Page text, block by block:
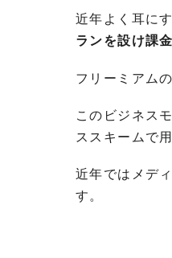
近年よく耳に
ランを設け課
フリーミアム
このビジネス
ススキームで
近年ではメデ
す。